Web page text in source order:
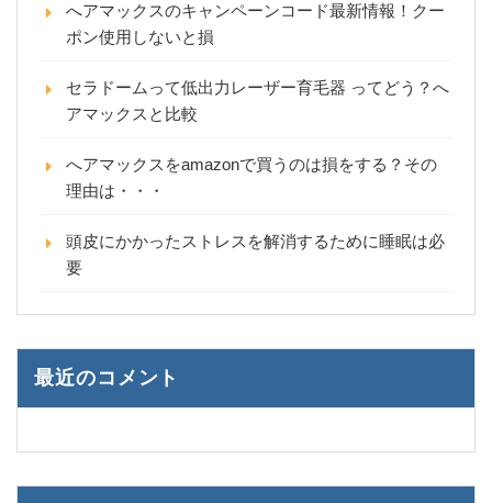
へアマックスのキャンペーンコード最新情報！クー
ポン使用しないと損
セラドームって低出力レーザー育毛器 ってどう？へ
アマックスと比較
へアマックスをamazonで買うのは損をする？その
理由は・・・
頭皮にかかったストレスを解消するために睡眠は必
要
最近のコメント